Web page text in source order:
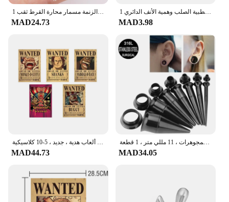
1 قطعة الجراحية الصلب والنحاس تشيكوسلوفاكيا تاج طويل بار الأذن اللولب ثقب الزنمة مسمار محارة القرط ثقب
MAD24.73
1 قطعة الطبية الصلب وهمية الأنف الدائري Labret الشفاه الدائري C كليب ثقب الشفاه اللولب الزنمة فو الأنف خواتم هوب 0.8x8mm
MAD3.98
باونتي قطعة واحدة شخصية أنيمي ، لوفي ، مطلوب ، ملصقات غرف الأطفال ، ديكورات جدارية ، لوحات ألعاب هدية ، جديد ، 5-10 كلاسيكية
MAD44.73
الجراحية الفولاذ المقاوم للصدأ الأذن نقالة عدة ، ثقب الأقراط ، مقاييس المتوسع ، اللحم نفق هيئة المجوهرات ، 11 مللي متر ، 1 قطعة
MAD34.05